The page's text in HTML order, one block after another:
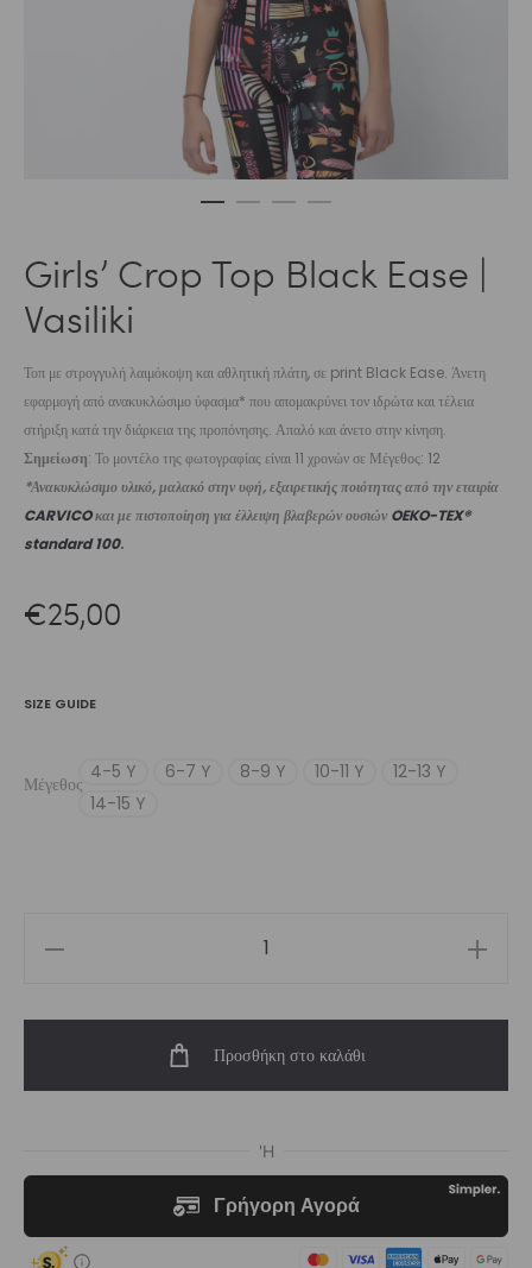
Girls’ Crop Top Black Ease |
Vasiliki
Τοπ με στρογγυλή λαιμόκοψη και αθλητική πλάτη, σε print Black Ease. Άνετη
εφαρμογή από ανακυκλώσιμο ύφασμα* που απομακρύνει τον ιδρώτα και τέλεια
στήριξη κατά την διάρκεια της προπόνησης. Απαλό και άνετο στην κίνηση.
Σημείωση: Το μοντέλο της φωτογραφίας είναι 11 χρονών σε Μέγεθος: 12
*Ανακυκλώσιμο υλικό, μαλακό στην υφή, εξαιρετικής ποιότητας από την εταιρία
CARVICOκαι με πιστοποίηση για έλλειψη βλαβερών ουσιών OEKO-TEX®
standard 100.
€25,00
SIZE GUIDE
Μέγεθος
4-5 Y 6-7 Y 8-9 Y 10-11 Y
12-13 Y
14-15 Y
Ease
Προσθήκη στο καλάθι